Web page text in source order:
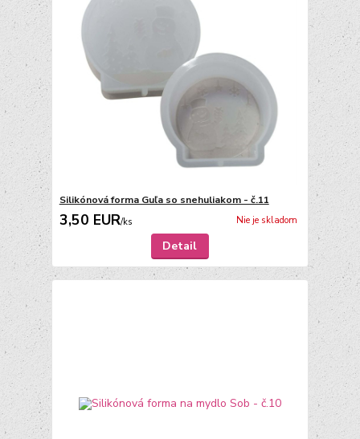
Silikónová forma Guľa so snehuliakom - č.11
3,50 EUR/ks Nie je skladom
Detail